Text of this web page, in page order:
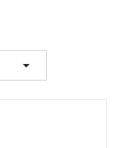
arrow_drop_down